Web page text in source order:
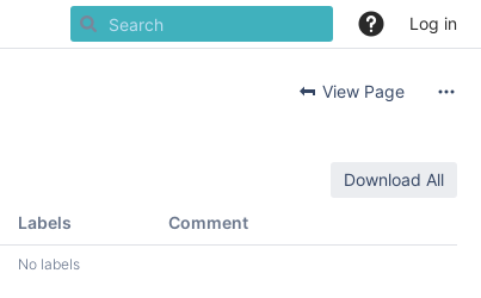
Log in
View Page
Download All
Labels Comment
No labels